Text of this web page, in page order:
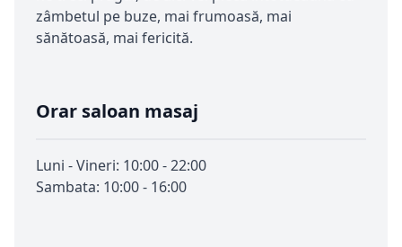
zâmbetul pe buze, mai frumoasă, mai
sănătoasă, mai fericită.
Orar saloan masaj
Luni - Vineri: 10:00 - 22:00
Sambata: 10:00 - 16:00